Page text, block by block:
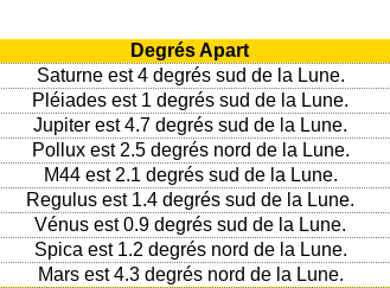
Degrés Apart
Saturne est 4 degrés sud de la Lune.
Pléiades est 1 degrés sud de la Lune.
Jupiter est 4.7 degrés sud de la Lune.
Pollux est 2.5 degrés nord de la Lune.
M44 est 2.1 degrés sud de la Lune.
Regulus est 1.4 degrés sud de la Lune.
Vénus est 0.9 degrés sud de la Lune.
Spica est 1.2 degrés nord de la Lune.
Mars est 4.3 degrés nord de la Lune.